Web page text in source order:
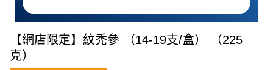
【網店限定】紋禿參 （14-19支/盒） （225
克）